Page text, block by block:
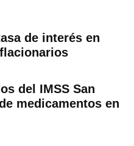
de interés en
del IMSS San
medicamentos en